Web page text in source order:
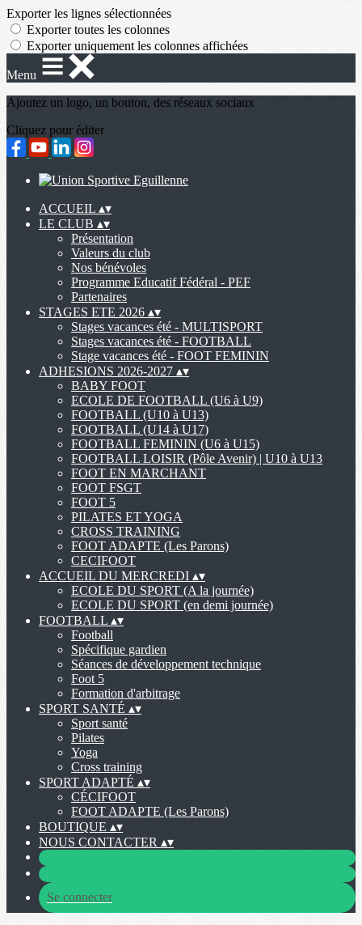
Exporter les lignes sélectionnées
Exporter toutes les colonnes
Exporter uniquement les colonnes affichées
Menu
Ajoutez un logo, un bouton, des réseaux sociaux
Cliquez pour éditer
ACCUEIL ▴▾
LE CLUB ▴▾
Présentation
Valeurs du club
Nos bénévoles
Programme Educatif Fédéral - PEF
Partenaires
STAGES ETE 2026 ▴▾
Stages vacances été - MULTISPORT
Stages vacances été - FOOTBALL
Stage vacances été - FOOT FEMININ
ADHESIONS 2026-2027 ▴▾
BABY FOOT
ECOLE DE FOOTBALL (U6 à U9)
FOOTBALL (U10 à U13)
FOOTBALL (U14 à U17)
FOOTBALL FEMININ (U6 à U15)
FOOTBALL LOISIR (Pôle Avenir) | U10 à U13
FOOT EN MARCHANT
FOOT FSGT
FOOT 5
PILATES ET YOGA
CROSS TRAINING
FOOT ADAPTE (Les Parons)
CECIFOOT
ACCUEIL DU MERCREDI ▴▾
ECOLE DU SPORT (A la journée)
ECOLE DU SPORT (en demi journée)
FOOTBALL ▴▾
Football
Spécifique gardien
Séances de développement technique
Foot 5
Formation d'arbitrage
SPORT SANTÉ ▴▾
Sport santé
Pilates
Yoga
Cross training
SPORT ADAPTÉ ▴▾
CÉCIFOOT
FOOT ADAPTE (Les Parons)
BOUTIQUE ▴▾
NOUS CONTACTER ▴▾
Se connecter